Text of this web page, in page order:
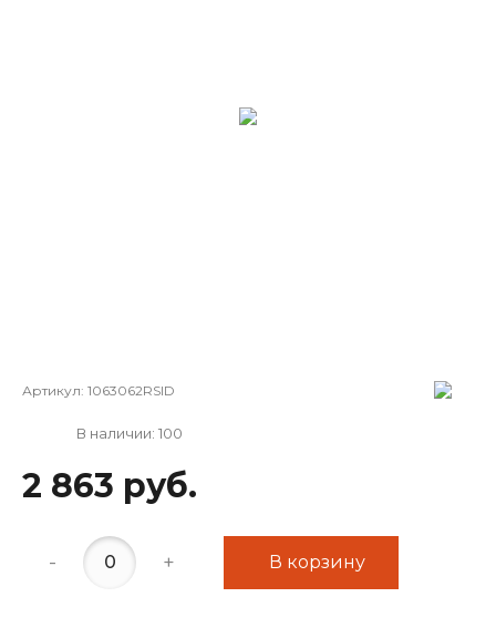
Артикул: 1063062RSID
В наличии: 100
2 863 руб.
- + В корзину